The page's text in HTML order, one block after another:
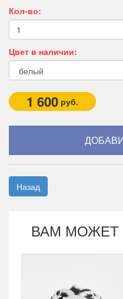
Кол-во:
Цвет в наличии:
1 600 руб.
Назад
ВАМ МОЖЕТ